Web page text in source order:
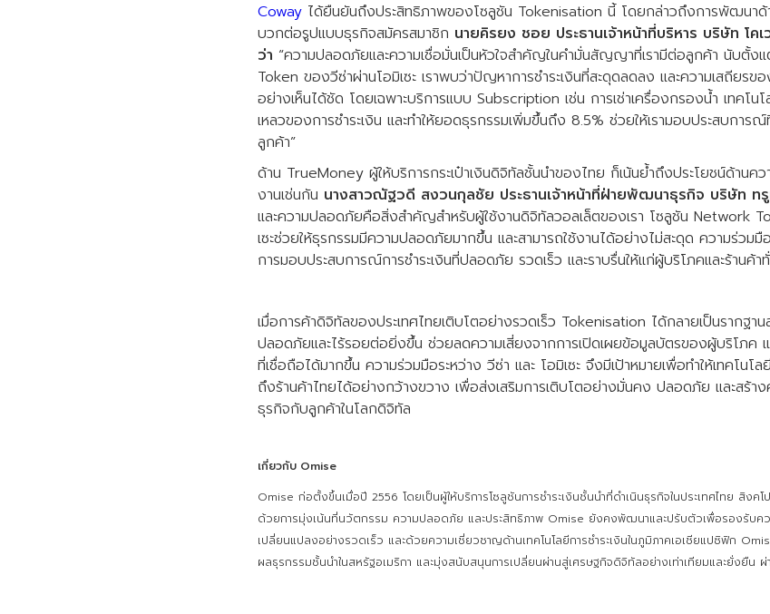
Coway ได้ยืนยันถึงประสิทธิภาพของโซลูชัน Tokenisation นี้ โดยกล่าวถึงการพัฒนาด้
บวกต่อรูปแบบธุรกิจสมัครสมาชิก นายคิรยง ชอย ประธานเจ้าหน้าที่บริหาร บริษัท โค
ว่า “ความปลอดภัยและความเชื่อมั่นเป็นหัวใจสำคัญในคำมั่นสัญญาที่เรามีต่อลูกค้า นับตั้งแ
Token ของวีซ่าผ่านโอมิเซะ เราพบว่าปัญหาการชำระเงินที่สะดุดลดลง และความเสถียรข
อย่างเห็นได้ชัด โดยเฉพาะบริการแบบ Subscription เช่น การเช่าเครื่องกรองน้ำ เทคโ
เหลวของการชำระเงิน และทำให้ยอดธุรกรรมเพิ่มขึ้นถึง 8.5% ช่วยให้เรามอบประสบการ
ลูกค้า”
ด้าน TrueMoney ผู้ให้บริการกระเป๋าเงินดิจิทัลชั้นนำของไทย ก็เน้นย้ำถึงประโยชน์ด้านค
งานเช่นกัน นางสาวณัฐวดี สงวนกุลชัย ประธานเจ้าหน้าที่ฝ่ายพัฒนาธุรกิจ บริษัท ท
และความปลอดภัยคือสิ่งสำคัญสำหรับผู้ใช้งานดิจิทัลวอลเล็ตของเรา โซลูชัน Network
เซะช่วยให้ธุรกรรมมีความปลอดภัยมากขึ้น และสามารถใช้งานได้อย่างไม่สะดุด ความร่ว
การมอบประสบการณ์การชำระเงินที่ปลอดภัย รวดเร็ว และราบรื่นให้แก่ผู้บริโภคและร้านค้า
เมื่อการค้าดิจิทัลของประเทศไทยเติบโตอย่างรวดเร็ว Tokenisation ได้กลายเป็นรากฐา
ปลอดภัยและไร้รอยต่อยิ่งขึ้น ช่วยลดความเสี่ยงจากการเปิดเผยข้อมูลบัตรของผู้บริโภค แ
ที่เชื่อถือได้มากขึ้น ความร่วมมือระหว่าง วีซ่า และ โอมิเซะ จึงมีเป้าหมายเพื่อทำให้เทคโน
ถึงร้านค้าไทยได้อย่างกว้างขวาง เพื่อส่งเสริมการเติบโตอย่างมั่นคง ปลอดภัย และสร้าง
ธุรกิจกับลูกค้าในโลกดิจิทัล
เกี่ยวกับ Omise
Omise ก่อตั้งขึ้นเมื่อปี 2556 โดยเป็นผู้ให้บริการโซลูชันการชำระเงินชั้นนำที่ดำเนินธุรกิจในประเทศไทย สิงค
ด้วยการมุ่งเน้นที่นวัตกรรม ความปลอดภัย และประสิทธิภาพ Omise ยังคงพัฒนาและปรับตัวเพื่อรองรับค
เปลี่ยนแปลงอย่างรวดเร็ว และด้วยความเชี่ยวชาญด้านเทคโนโลยีการชำระเงินในภูมิภาคเอเชียแปซิฟิก
ผลธุรกรรมชั้นนำในสหรัฐอเมริกา และมุ่งสนับสนุนการเปลี่ยนผ่านสู่เศรษฐกิจดิจิทัลอย่างเท่าเทียมและยั่งยืน